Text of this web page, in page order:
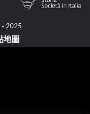
治者是一位具有才
Khān, 1162-
立了一個地域廣
間征服了金帳汗
- 2025
地圖